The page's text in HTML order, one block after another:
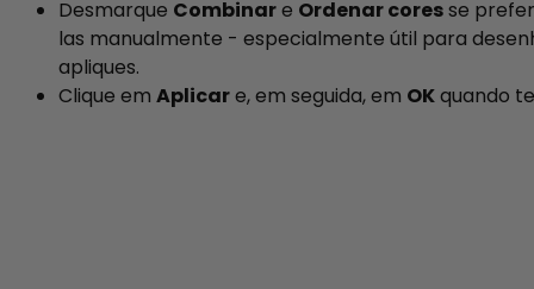
Desmarque Combinare Ordenar coresse
las manualmente - especialmente útil para
apliques.
Clique em Aplicare, em seguida, em OKquando